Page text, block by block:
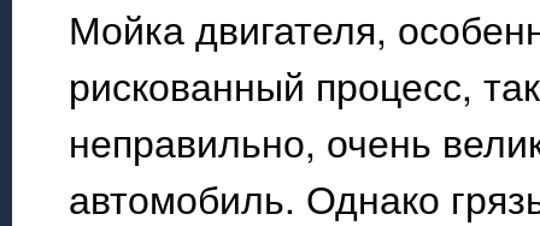
Мойка двигателя,
рискованный процесс,
неправильно, очень
автомобиль. Однако